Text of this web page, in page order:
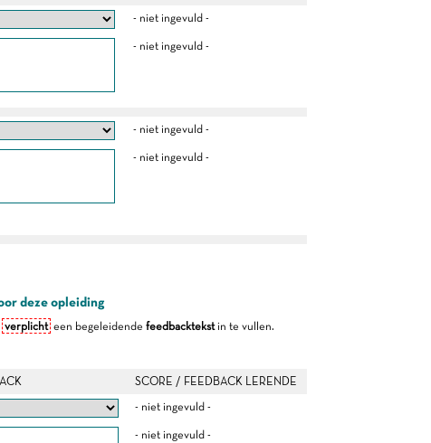
- niet ingevuld -
- niet ingevuld -
- niet ingevuld -
- niet ingevuld -
deze opleiding
verplichteen begeleidende feedbacktekstin te vullen.
SCORE / FEEDBACK LERENDE
- niet ingevuld -
- niet ingevuld -